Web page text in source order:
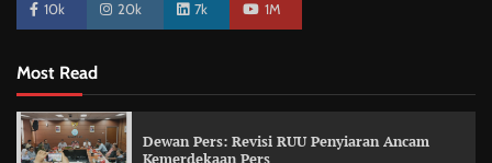
10k 20k 7k 1M
Most Read
Dewan Pers: Revisi RUU Penyiaran Ancam